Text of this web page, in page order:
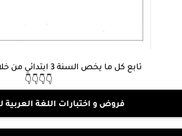
تابع كل ما يخص السنة 3 ابتدائي من خلال العنوان التالي :
👇👇👇👇
فروض و اختبارات اللغة العربية